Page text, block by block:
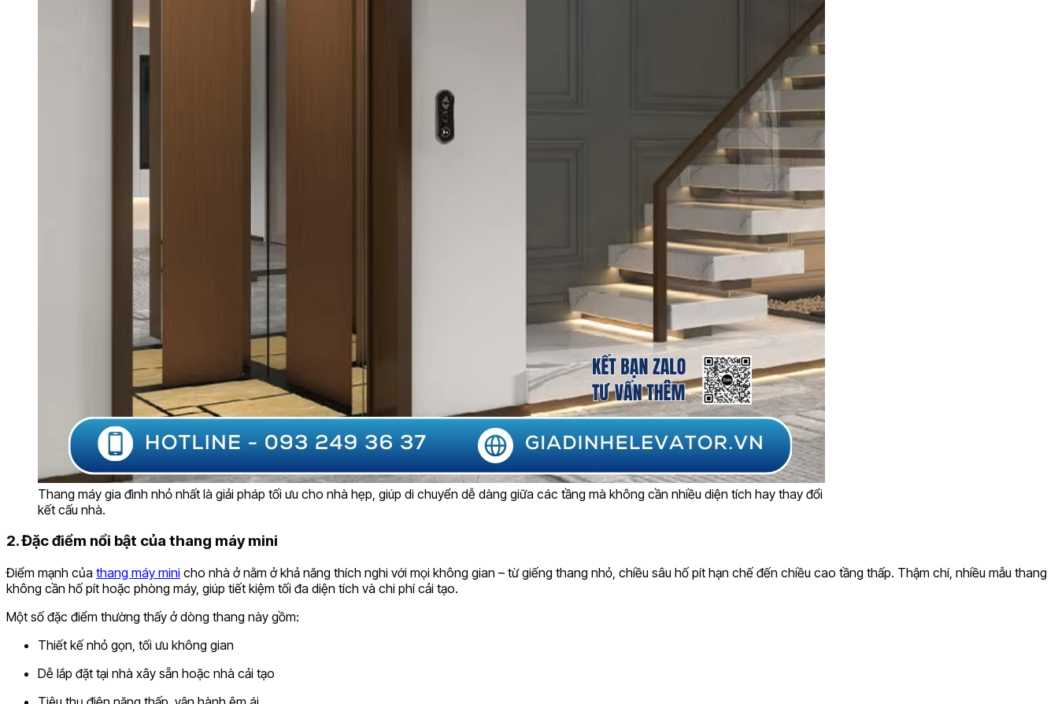
Thang máy gia đình nhỏ nhất là giải pháp tối ưu cho nhà hẹp, giúp di chuyển dễ dàng giữa các tầng mà không cần nhiều diện tích hay thay đổi
kết cấu nhà.
2. Đặc điểm nổi bật của thang máy mini
Điểm mạnh của thang máy mini cho nhà ở nằm ở khả năng thích nghi với mọi không gian – từ giếng thang nhỏ, chiều sâu hố pít hạn chế đến chiều cao tầng thấp. Thậm chí, nhiều mẫu thang
không cần hố pít hoặc phòng máy, giúp tiết kiệm tối đa diện tích và chi phí cải tạo.
Một số đặc điểm thường thấy ở dòng thang này gồm:
Thiết kế nhỏ gọn, tối ưu không gian
Dễ lắp đặt tại nhà xây sẵn hoặc nhà cải tạo